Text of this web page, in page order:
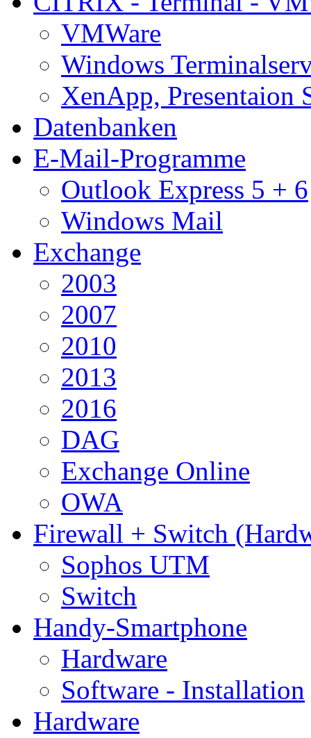
VMWare
Windows
XenApp, Presentaion
Datenbanken
E-Mail-Programme
Outlook Express 5 + 6
Windows Mail
Exchange
2003
2007
2010
2013
2016
DAG
Exchange Online
OWA
Firewall + Switch
Sophos UTM
Switch
Handy-Smartphone
Hardware
Software - Installation
Hardware